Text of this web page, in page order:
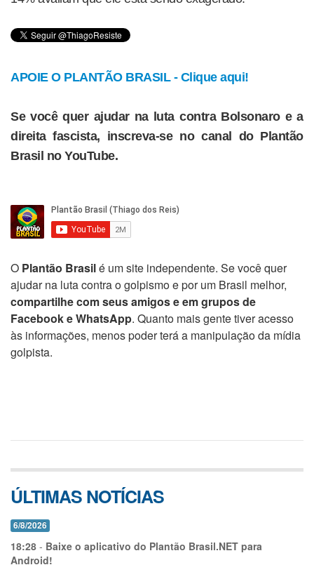
APOIE O PLANTÃO BRASIL - Clique aqui!
Se você quer ajudar na luta contra Bolsonaro e a
direita fascista, inscreva-se no canal do Plantão
Brasil no YouTube.
O Plantão Brasilé um site independente. Se você quer
ajudar na luta contra o golpismo e por um Brasil melhor,
compartilhe com seus amigos e em grupos de
Facebook e WhatsApp. Quanto mais gente tiver acesso
às informações, menos poder terá a manipulação da mídia
golpista.
ÚLTIMAS NOTÍCIAS
6/8/2026
18:28 - Baixe o aplicativo do Plantão Brasil.NET para
Android!